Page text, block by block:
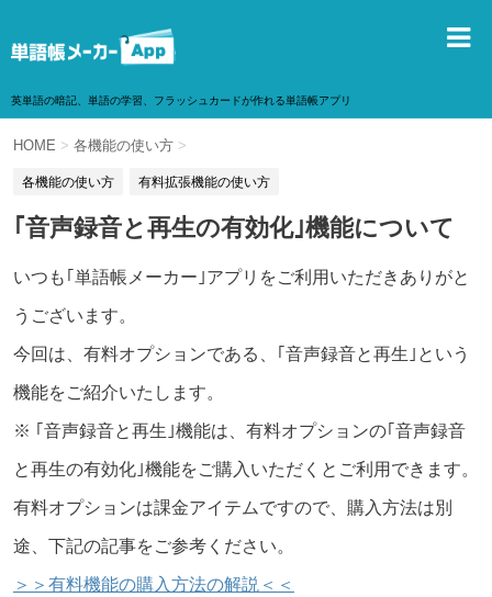
英単語の暗記、単語の学習、フラッシュカードが作れる単語帳アプリ
HOME > 各機能の使い方 >
各機能の使い方 有料拡張機能の使い方
｢音声録音と再生の有効化｣機能について
いつも｢単語帳メーカー｣アプリをご利用いただきありがと
うございます。
今回は、有料オプションである、｢音声録音と再生｣という
機能をご紹介いたします。
※ ｢音声録音と再生｣機能は、有料オプションの｢音声録音
と再生の有効化｣機能をご購入いただくとご利用できます。
有料オプションは課金アイテムですので、購入方法は別
途、下記の記事をご参考ください。
＞＞有料機能の購入方法の解説＜＜